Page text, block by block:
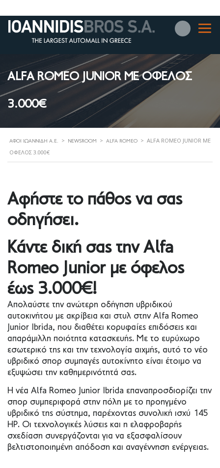
ALFA ROMEO JUNIOR ΜΕ ΟΦΕΛΟΣ
3.000€
ΑΦΟΊ ΙΩΑΝΝΊΔΗ Α.Ε. > NEWSROOM > ALFA ROMEO > ALFA ROMEO JUNIOR ΜΕ
ΟΦΕΛΟΣ 3.000€
Αφήστε το πάθος να σας
οδηγήσει.
Κάντε δική σας τηνAlfa
Romeo Junior με όφελος
έως 3.000€!
Απολαύστε την ανώτερη οδήγηση υβριδικού
αυτοκινήτου με ακρίβεια και στυλ στην Alfa Romeo
Junior Ibrida, που διαθέτει κορυφαίες επιδόσεις και
απαράμιλλη ποιότητα κατασκευής. Με το ευρύχωρο
εσωτερικό της και την τεχνολογία αιχμής, αυτό το νέο
υβριδικό σπορ συμπαγές αυτοκίνητο είναι έτοιμο να
εξυψώσει την καθημερινότητά σας.
Η νέα Alfa Romeo Junior Ibrida επαναπροσδιορίζει την
σπορ συμπεριφορά στην πόλη με το προηγμένο
υβριδικό της σύστημα, παρέχοντας συνολική ισχύ 145
HP. Οι τεχνολογικές λύσεις και η ελαφροβαρής
σχεδίαση συνεργάζονται για να εξασφαλίσουν
βελτιστοποιημένη απόδοση και αναγέννηση ενέργειας.